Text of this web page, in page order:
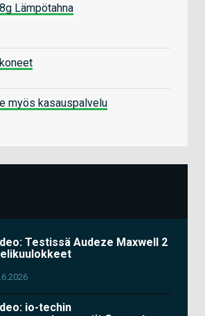
Lämpötahna
myös kasauspalvelu
Testissä Audeze Maxwell 2
io-techin